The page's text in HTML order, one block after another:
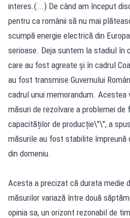
interes.(...) De când am început
pentru ca românii să nu mai
scumpă energie electrică din
serioase. Deja suntem la stadiul în
care au fost agreate și în cadrul
au fost transmise Guvernului
cadrul unui memorandum. Acestea
măsuri de rezolvare a problemei de
capacităților de producție\"\", a
măsurile au fost stabilite
din domeniu.
Acesta a precizat că durata medie
măsurilor variază între două
opinia sa, un orizont rezonabil de